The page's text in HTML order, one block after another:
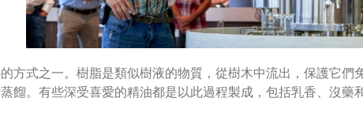
方式之一。樹脂是類似樹液的物質，從樹木中流出，保護它
餾。有些深受喜愛的精油都是以此過程製成，包括乳香、沒藥